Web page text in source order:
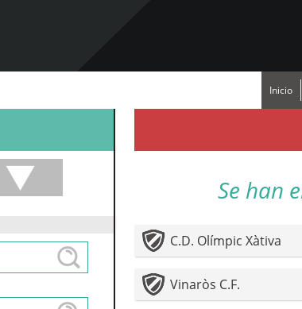
Inicio
Se han
C.D. Olímpic Xàtiva
Vinaròs C.F.